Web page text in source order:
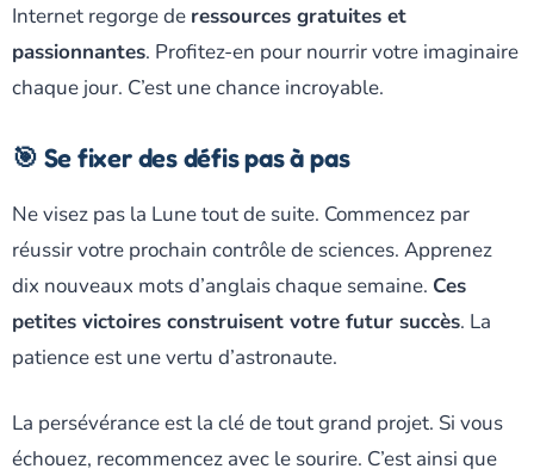
Internet regorge de ressources gratuites et
passionnantes. Profitez-en pour nourrir votre imaginaire
chaque jour. C’est une chance incroyable.
🎯 Se fixer des défis pas à pas
Ne visez pas la Lune tout de suite. Commencez par
réussir votre prochain contrôle de sciences. Apprenez
dix nouveaux mots d’anglais chaque semaine. Ces
petites victoires construisent votre futur succès. La
patience est une vertu d’astronaute.
La persévérance est la clé de tout grand projet. Si vous
échouez, recommencez avec le sourire. C’est ainsi que